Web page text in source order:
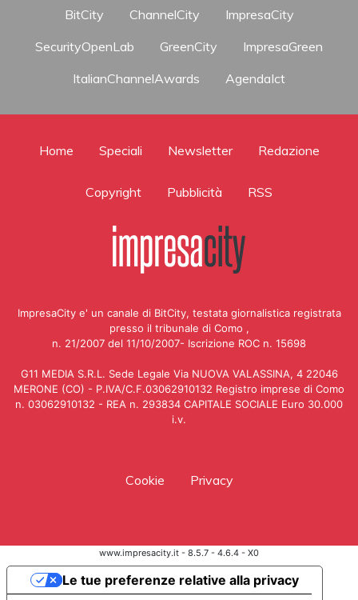
BitCity ChannelCity
ImpresaCity
SecurityOpenLab
GreenCity
ImpresaGreen
ItalianChannelAwards
AgendaIct
Home Speciali Newsletter Redazione
Copyright Pubblicità RSS
ImpresaCity e' un canale di BitCity, testata giornalistica registrata
presso il tribunale di Como ,
n. 21/2007 del 11/10/2007- Iscrizione ROC n. 15698
G11 MEDIA S.R.L. Sede Legale Via NUOVA VALASSINA, 4 22046
MERONE (CO) - P.IVA/C.F.03062910132 Registro imprese di Como
n. 03062910132 - REA n. 293834 CAPITALE SOCIALE Euro 30.000
i.v.
Cookie Privacy
www.impresacity.it - 8.5.7 - 4.6.4 - X0
Le tue preferenze relative alla privacy